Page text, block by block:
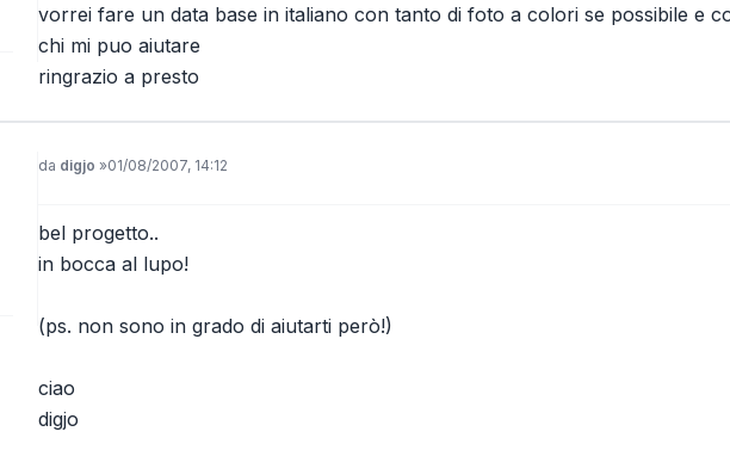
vorrei fare un data base in italiano con tanto di foto a colori se possibile e
chi mi puo aiutare
ringrazio a presto
Messaggio
da digjo »01/08/2007, 14:12
bel progetto..
in bocca al lupo!
(ps. non sono in grado di aiutarti però!)
ciao
digjo